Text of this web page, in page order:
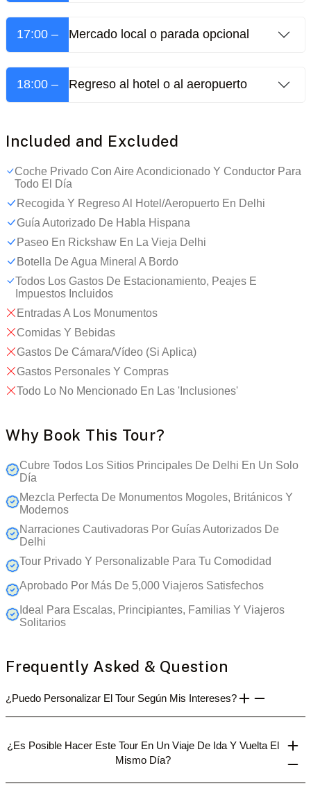
17:00 – Mercado local o parada opcional
18:00 – Regreso al hotel o al aeropuerto
Included and Excluded
Coche Privado Con Aire Acondicionado Y Conductor Para
Todo El Día
Recogida Y Regreso Al Hotel/aeropuerto En Delhi
Guía Autorizado De Habla Hispana
Paseo En Rickshaw En La Vieja Delhi
Botella De Agua Mineral A Bordo
Todos Los Gastos De Estacionamiento, Peajes E
Impuestos Incluidos
Entradas A Los Monumentos
Comidas Y Bebidas
Gastos De Cámara/vídeo (si Aplica)
Gastos Personales Y Compras
Todo Lo No Mencionado En Las 'inclusiones'
Why Book This Tour?
Cubre Todos Los Sitios Principales De Delhi En Un Solo
Día
Mezcla Perfecta De Monumentos Mogoles, Británicos Y
Modernos
Narraciones Cautivadoras Por Guías Autorizados De
Delhi
Tour Privado Y Personalizable Para Tu Comodidad
Aprobado Por Más De 5,000 Viajeros Satisfechos
Ideal Para Escalas, Principiantes, Familias Y Viajeros
Solitarios
Frequently Asked & Question
¿Puedo Personalizar El Tour Según Mis Intereses?
¿Es Posible Hacer Este Tour En Un Viaje De Ida Y Vuelta El
Mismo Día?